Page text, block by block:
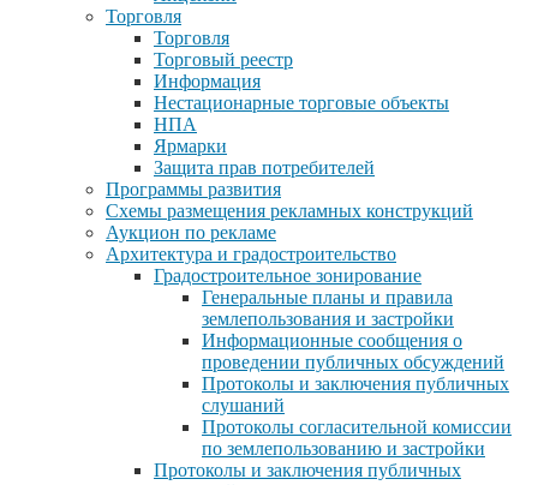
Торговля
Торговля
Торговый реестр
Информация
Нестационарные торговые объекты
НПА
Ярмарки
Защита прав потребителей
Программы развития
Схемы размещения рекламных конструкций
Аукцион по рекламе
Архитектура и градостроительство
Градостроительное зонирование
Генеральные планы и правила
землепользования и застройки
Информационные сообщения о
проведении публичных обсуждений
Протоколы и заключения публичных
слушаний
Протоколы согласительной комиссии
по землепользованию и застройки
Протоколы и заключения публичных